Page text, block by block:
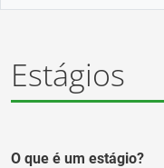
Estágios
O que é um estágio?